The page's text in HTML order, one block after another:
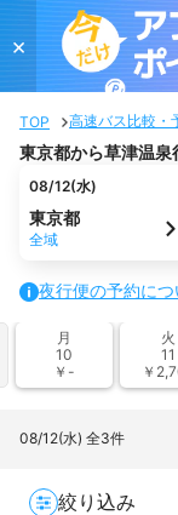
×
TOP 高速バス比較・
東京都から草津温
08/12(水)
東京都
全域
夜行便の予約につ
月
10
￥-
火
11
￥
08/12(水) 全3件
絞り込み